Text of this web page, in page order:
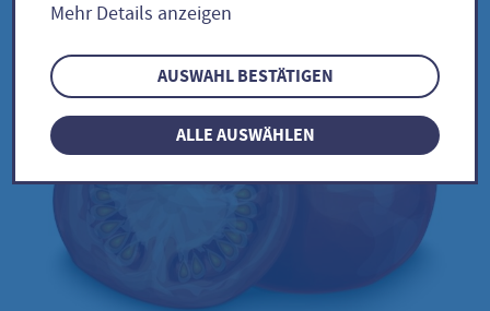
e
n
Mehr Details anzeigen
AUSWAHL BESTÄTIGEN
ALLE AUSWÄHLEN